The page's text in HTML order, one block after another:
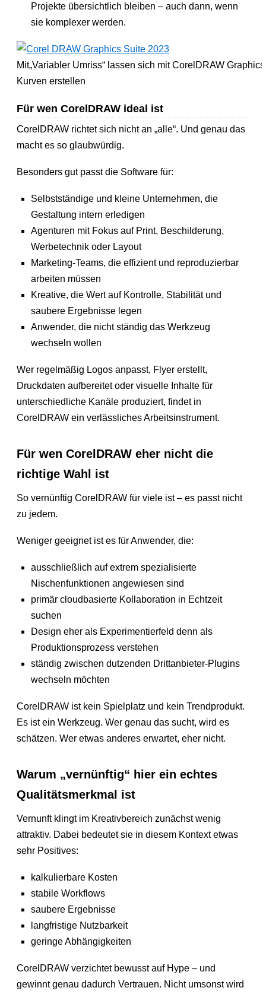
Projekte übersichtlich bleiben – auch dann, wenn
sie komplexer werden.
Mit„Variabler Umriss“ lassen sich mit CorelDRAW
Kurven erstellen
Für wen CorelDRAW ideal ist
CorelDRAW richtet sich nicht an „alle“. Und genau das
macht es so glaubwürdig.
Besonders gut passt die Software für:
Selbstständige und kleine Unternehmen, die
Gestaltung intern erledigen
Agenturen mit Fokus auf Print, Beschilderung,
Werbetechnik oder Layout
Marketing-Teams, die effizient und reproduzierbar
arbeiten müssen
Kreative, die Wert auf Kontrolle, Stabilität und
saubere Ergebnisse legen
Anwender, die nicht ständig das Werkzeug
wechseln wollen
Wer regelmäßig Logos anpasst, Flyer erstellt,
Druckdaten aufbereitet oder visuelle Inhalte für
unterschiedliche Kanäle produziert, findet in
CorelDRAW ein verlässliches Arbeitsinstrument.
Für wen CorelDRAW eher nicht die
richtige Wahl ist
So vernünftig CorelDRAW für viele ist – es passt nicht
zu jedem.
Weniger geeignet ist es für Anwender, die:
ausschließlich auf extrem spezialisierte
Nischenfunktionen angewiesen sind
primär cloudbasierte Kollaboration in Echtzeit
suchen
Design eher als Experimentierfeld denn als
Produktionsprozess verstehen
ständig zwischen dutzenden Drittanbieter-Plugins
wechseln möchten
CorelDRAW ist kein Spielplatz und kein Trendprodukt.
Es ist ein Werkzeug. Wer genau das sucht, wird es
schätzen. Wer etwas anderes erwartet, eher nicht.
Warum „vernünftig“ hier ein echtes
Qualitätsmerkmal ist
Vernunft klingt im Kreativbereich zunächst wenig
attraktiv. Dabei bedeutet sie in diesem Kontext etwas
sehr Positives:
kalkulierbare Kosten
stabile Workflows
saubere Ergebnisse
langfristige Nutzbarkeit
geringe Abhängigkeiten
CorelDRAW verzichtet bewusst auf Hype – und
gewinnt genau dadurch Vertrauen. Nicht umsonst wird